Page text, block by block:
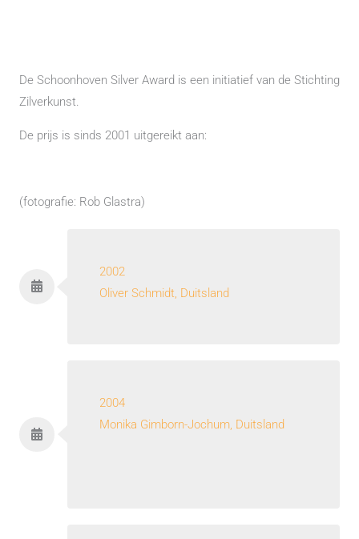
De Schoonhoven Silver Award is een initiatief van de Stichting
Zilverkunst.
De prijs is sinds 2001 uitgereikt aan:
(fotografie: Rob Glastra)
2002
Oliver Schmidt, Duitsland
2004
Monika Gimborn-Jochum, Duitsland